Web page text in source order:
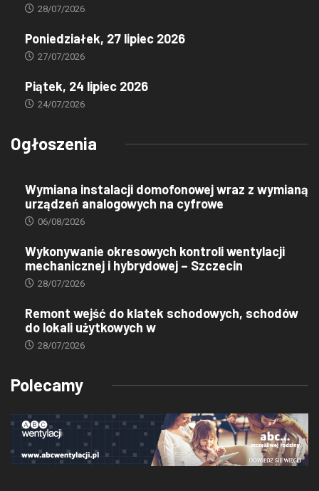
28/07/2026
Poniedziałek, 27 lipiec 2026
27/07/2026
Piątek, 24 lipiec 2026
24/07/2026
Ogłoszenia
Wymiana instalacji domofonowej wraz z wymianą
urządzeń analogowych na cyfrowe
06/08/2026
Wykonywanie okresowych kontroli wentylacji
mechanicznej i hybrydowej – Szczecin
28/07/2026
Remont wejść do klatek schodowych, schodów
do lokali użytkowych w
28/07/2026
Polecamy